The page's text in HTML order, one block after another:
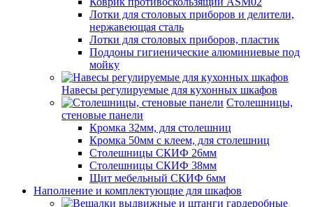
Лотки для столовых приборов и делители,
нержавеющая сталь
Лотки для столовых приборов, пластик
Поддоны гигиенические алюминиевые под
мойку
Навесы регулируемые для кухонных шкафов
Столешницы,
стеновые панели
Кромка 32мм, для столешниц
Кромка 50мм с клеем, для столешниц
Столешницы СКИФ 26мм
Столешницы СКИФ 38мм
Щит мебельный СКИФ 6мм
Наполнение и комплектующие для шкафов